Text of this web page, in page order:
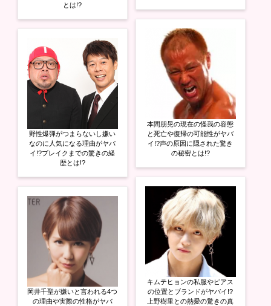
とは!?
野性爆弾がつまらないし嫌い
なのに人気になる理由がヤバ
イ!?ブレイクまでの驚きの経
歴とは!?
岡井千聖が嫌いと言われる4つ
の理由や実際の性格がヤバ
本間朋晃の現在の怪我の容態
と死亡や復帰の可能性がヤバ
イ!?声の原因に隠された驚き
の秘密とは!?
キムテヒョンの私服やピアス
の位置とブランドがヤバイ!?
上野樹里との熱愛の驚きの真